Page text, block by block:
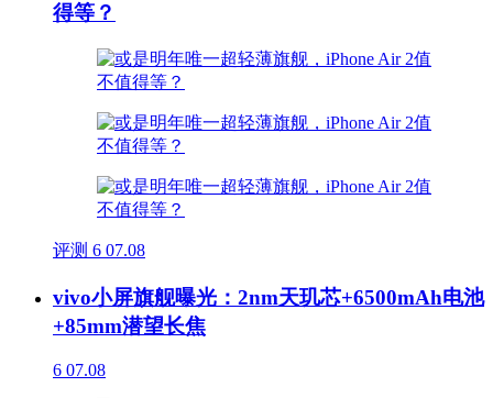
得等？
评测 6 07.08
vivo小屏旗舰曝光：2nm天玑芯+6500mAh电池
+85mm潜望长焦
6 07.08